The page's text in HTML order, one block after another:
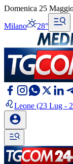
Domenica 25
Milano 28°
Leone (23 Lug -